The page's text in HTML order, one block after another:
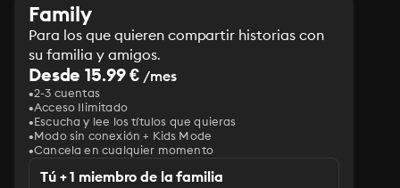
Family
Para los que quieren compartir historias con
su familia y amigos.
Desde 15.99 € /mes
2-3 cuentas
Acceso Ilimitado
Escucha y lee los títulos que quieras
Modo sin conexión + Kids Mode
Cancela en cualquier momento
Tú + 1 miembro de la familia